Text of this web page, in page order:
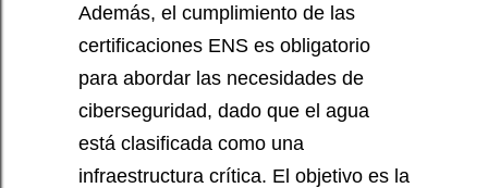
Además, el cumplimiento de las
certificaciones ENS es obligatorio
para abordar las necesidades de
ciberseguridad, dado que el agua
está clasificada como una
infraestructura crítica. El objetivo es la